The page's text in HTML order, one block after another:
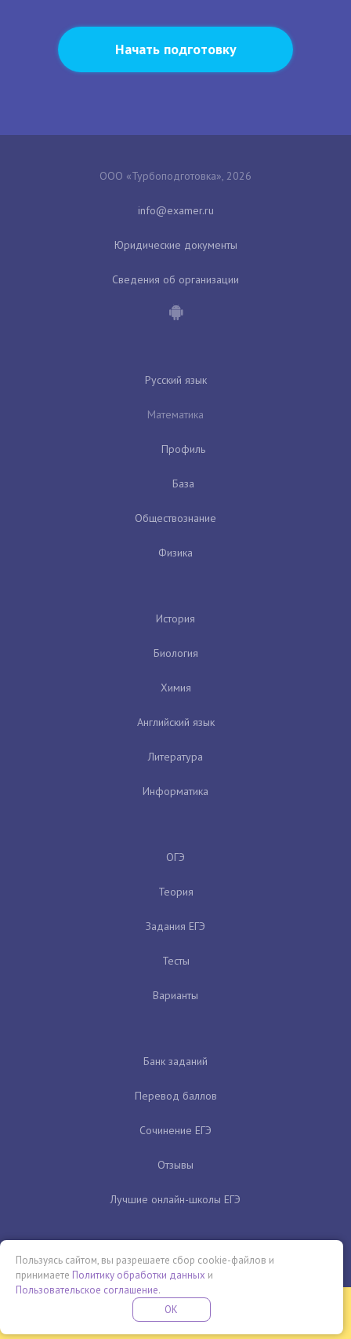
Начать подготовку
ООО «Турбоподготовка», 2026
Юридические документы
Сведения об организации
Русский язык
Математика
Профиль
База
Обществознание
Физика
История
Биология
Химия
Английский язык
Литература
Информатика
ОГЭ
Теория
Задания ЕГЭ
Тесты
Варианты
Банк заданий
Перевод баллов
Сочинение ЕГЭ
Отзывы
Лучшие онлайн-школы ЕГЭ
Бесплатная летняя школа
ПРОВЕДИ ЭТО ЛЕТО С ПОЛЬЗОЙ
Пользуясь сайтом, вы разрешаете сбор cookie-файлов и
принимаете Политику обработки данных и
Пользовательское соглашение.
OK